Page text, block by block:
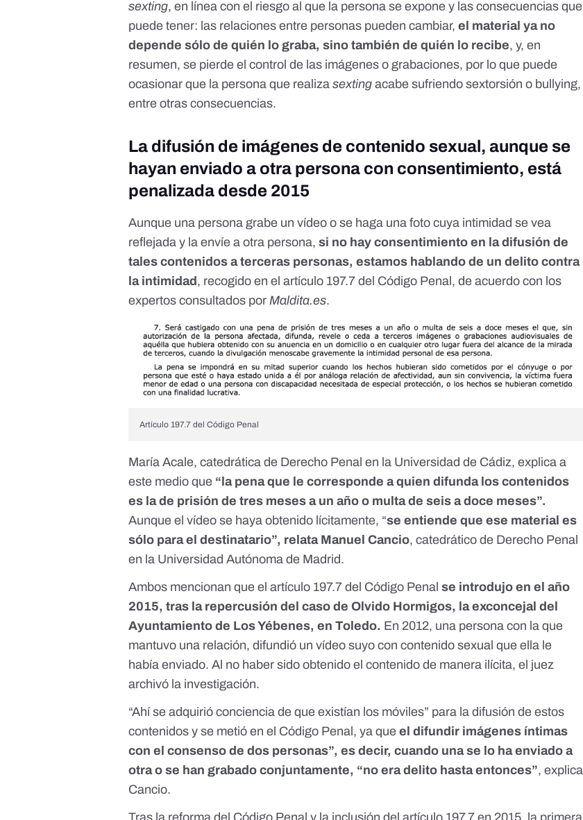
sexting, en línea con el riesgo al que la persona se expone y las consecuencias que
puede tener: las relaciones entre personas pueden cambiar,el material ya no
depende sólo de quién lo graba, sino también de quién lo recibe, y, en
resumen, se pierde el control de las imágenes o grabaciones, por lo que puede
ocasionar que la persona que realizasexting acabe sufriendo sextorsión o bullying,
entre otras consecuencias.
La difusión de imágenes de contenido sexual, aunque se
hayan enviado a otra persona con consentimiento, está
penalizada desde 2015
Aunque una persona grabe un vídeo o se haga una foto cuya intimidad se vea
reflejada y la envíe a otra persona, si no hay consentimiento en la difusión de
tales contenidos a terceras personas, estamos hablando de un delito contra
la intimidad , recogido en el artículo 197.7 del Código Penal , de acuerdo con los
expertos consultados porMaldita.es.
Artículo 197.7 del Código Penal
María Acale, catedrática de Derecho Penal en la Universidad de Cádiz, explica a
este medio que “la pena que le corresponde a quien difunda los contenidos
es la de prisión de tres meses a un año o multa de seis a doce meses”.
Aunque el vídeo se haya obtenido lícitamente, “se entiende que ese material es
sólo para el destinatario”, relata Manuel Cancio, catedrático de Derecho Penal
en la Universidad Autónoma de Madrid.
Ambos mencionan que el artículo 197.7 del Código Penalse introdujo en el año
2015, tras la repercusión del caso de Olvido Hormigos, la exconcejal del
Ayuntamiento de Los Yébenes, en Toledo. En 2012, una persona con la que
mantuvo una relación, difundió un vídeo suyo con contenido sexual que ella le
había enviado. Al no haber sido obtenido el contenido de manera ilícita,el juez
archivó la investigación.
“Ahí se adquirió conciencia de que existían los móviles” para la difusión de estos
contenidos y se metió en el Código Penal, ya queel difundir imágenes íntimas
con el consenso de dos personas”, es decir, cuando una se lo ha enviado a
otra o se han grabado conjuntamente, “no era delito hasta entonces”, explica
Cancio.
Tras la reforma del Código Penal y la inclusión del artículo 197.7 en 2015, la primera